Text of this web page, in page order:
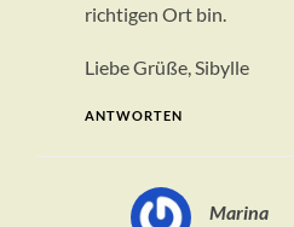
richtigen Ort bin.
Liebe Grüße, Sibylle
ANTWORTEN
Marina